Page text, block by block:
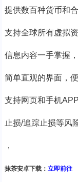
提供数百种货币和
支持全球所有虚拟
信息内容一手掌握
简单直观的界面，
支持网页和手机
止损/追踪止损等风
，
抹茶安卓下载： 立即前往